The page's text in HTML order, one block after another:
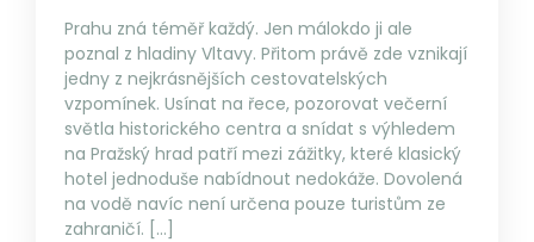
Prahu zná téměř každý. Jen málokdo ji ale
poznal z hladiny Vltavy. Přitom právě zde vznikají
jedny z nejkrásnějších cestovatelských
vzpomínek. Usínat na řece, pozorovat večerní
světla historického centra a snídat s výhledem
na Pražský hrad patří mezi zážitky, které klasický
hotel jednoduše nabídnout nedokáže. Dovolená
na vodě navíc není určena pouze turistům ze
zahraničí. […]